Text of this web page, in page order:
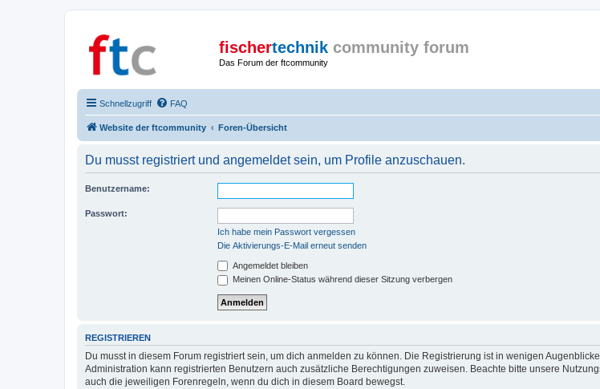
fischertechnik community forum
Das Forum der ftcommunity
Schnellzugriff FAQ
Website der ftcommunity Foren-Übersicht
Du musst registriert und angemeldet sein, um Profile anzuschauen.
Benutzername:
Passwort:
Ich habe mein Passwort vergessen
Die Aktivierungs-E-Mail erneut senden
Angemeldet bleiben
Meinen Online-Status während dieser Sitzung verbergen
REGISTRIEREN
Du musst in diesem Forum registriert sein, um dich anmelden zu können. Die Registrierung ist in wenigen
Administration kann registrierten Benutzern auch zusätzliche Berechtigungen zuweisen. Beachte bitte unsere
auch die jeweiligen Forenregeln, wenn du dich in diesem Board bewegst.